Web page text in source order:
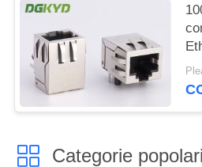
Categorie popolari